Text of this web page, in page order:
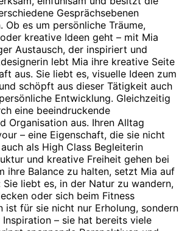
Gesprächsebenen
Ob es um persönliche Träume,
kreative Ideen geht – mit Mia
Austausch, der inspiriert und
lebt Mia ihre kreative Seite
aus. Sie liebt es, visuelle Ideen zum
schöpft aus dieser Tätigkeit auch
Entwicklung. Gleichzeitig
eine beeindruckende
Organisation aus. Ihren Alltag
– eine Eigenschaft, die sie nicht
als High Class Begleiterin
und kreative Freiheit gehen bei
ihre Balance zu halten, setzt Mia auf
Sie liebt es, in der Natur zu wandern,
oder sich beim Fitness
ist für sie nicht nur Erholung, sondern
– sie hat bereits viele